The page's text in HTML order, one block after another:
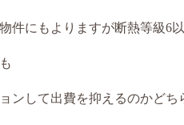
件にもよりますが断熱等級6
ンして出費を抑えるのかどち